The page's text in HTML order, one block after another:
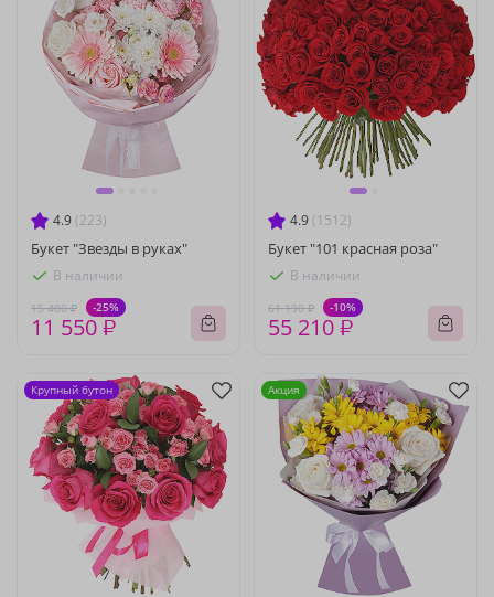
4.9 (223)
Букет "Звезды в руках"
В наличии
15 400 ₽ -25%
11 550 ₽
4.9 (1512)
Букет "101 красная роза"
В наличии
61 190 ₽ -10%
55 210 ₽
Крупный бутон Акция